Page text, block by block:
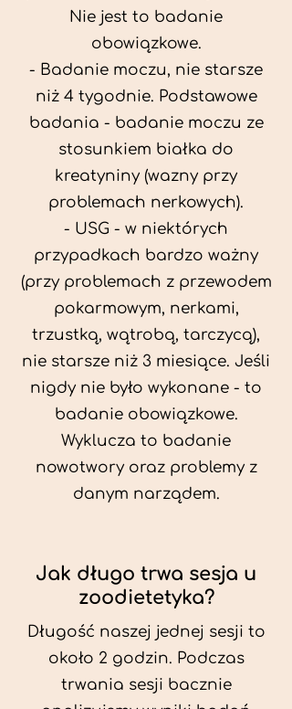
Nie jest to badanie
obowiązkowe.
- Badanie moczu, nie starsze
niż 4 tygodnie. Podstawowe
badania - badanie moczu ze
stosunkiem białka do
kreatyniny (wazny przy
problemach nerkowych).
- USG - w niektórych
przypadkach bardzo ważny
(przy problemach z przewodem
pokarmowym, nerkami,
trzustką, wątrobą, tarczycą),
nie starsze niż 3 miesiące. Jeśli
nigdy nie było wykonane - to
badanie obowiązkowe.
Wyklucza to badanie
nowotwory oraz problemy z
danym narządem.
Jak długo trwa sesja u
zoodietetyka?
Długość naszej jednej sesji to
około 2 godzin. Podczas
trwania sesji bacznie